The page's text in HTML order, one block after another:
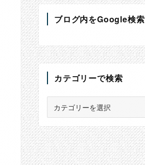
ブログ内をGoogle検索
カテゴリーで検索
リ
ー
で